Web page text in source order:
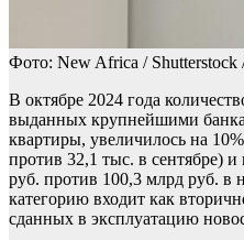
Фото: New Africa /
В октябре 2024 года
выданных крупнейшими
квартиры, увеличилось на
против 32,1 тыс. в сентябре)
руб. против 100,3 млрд руб. в
категорию входит как
сданных в эксплуатацию